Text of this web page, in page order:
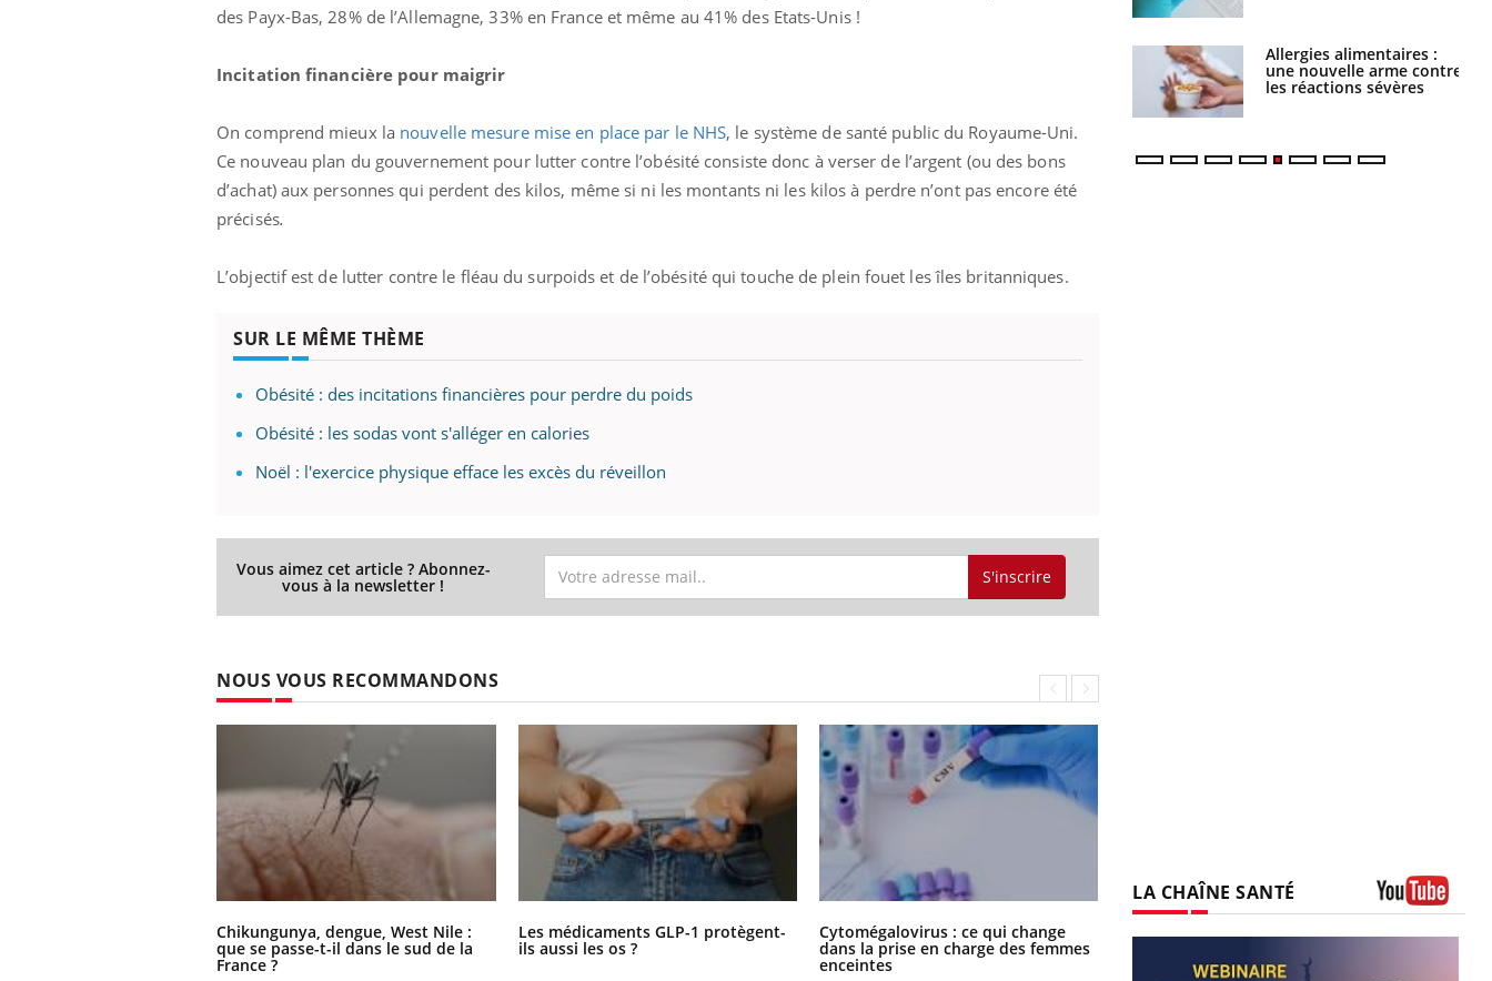
des Payx-Bas, 28% de l’Allemagne, 33% en France et même au 41% des Etats-Unis !
Incitation financière pour maigrir
On comprend mieux la nouvelle mesure mise en place par le NHS, le système de santé public du Royaume-Uni.
Ce nouveau plan du gouvernement pour lutter contre l’obésité consiste donc à verser de l’argent (ou des bons
d’achat) aux personnes qui perdent des kilos, même si ni les montants ni les kilos à perdre n’ont pas encore été
précisés.
L’objectif est de lutter contre le fléau du surpoids et de l’obésité qui touche de plein fouet les îles britanniques.
SUR LE MÊME THÈME
Obésité : des incitations financières pour perdre du poids
Obésité : les sodas vont s'alléger en calories
Noël : l'exercice physique efface les excès du réveillon
Vous aimez cet article ? Abonnez-
vous à la newsletter ! S'inscrire
NOUS VOUS RECOMMANDONS
Chikungunya, dengue, West Nile :
que se passe-t-il dans le sud de la
France ?
Les médicaments GLP-1 protègent-
ils aussi les os ?
Cytomégalovirus : ce qui change
dans la prise en charge des femmes
enceintes
la nuit ?
de protéines pourrait
finalement être bénéfique
Allergies alimentaires :
une nouvelle arme contre
les réactions sévères
TDAH : quel est ce
traitement autorisé aux
États-Unis ?
LA CHAÎNE SANTÉ